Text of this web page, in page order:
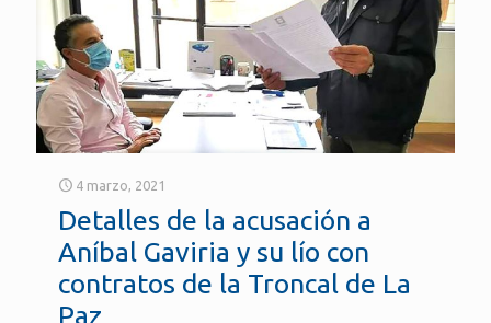
4 marzo, 2021
Detalles de la acusación a
Aníbal Gaviria y su lío con
contratos de la Troncal de La
Paz